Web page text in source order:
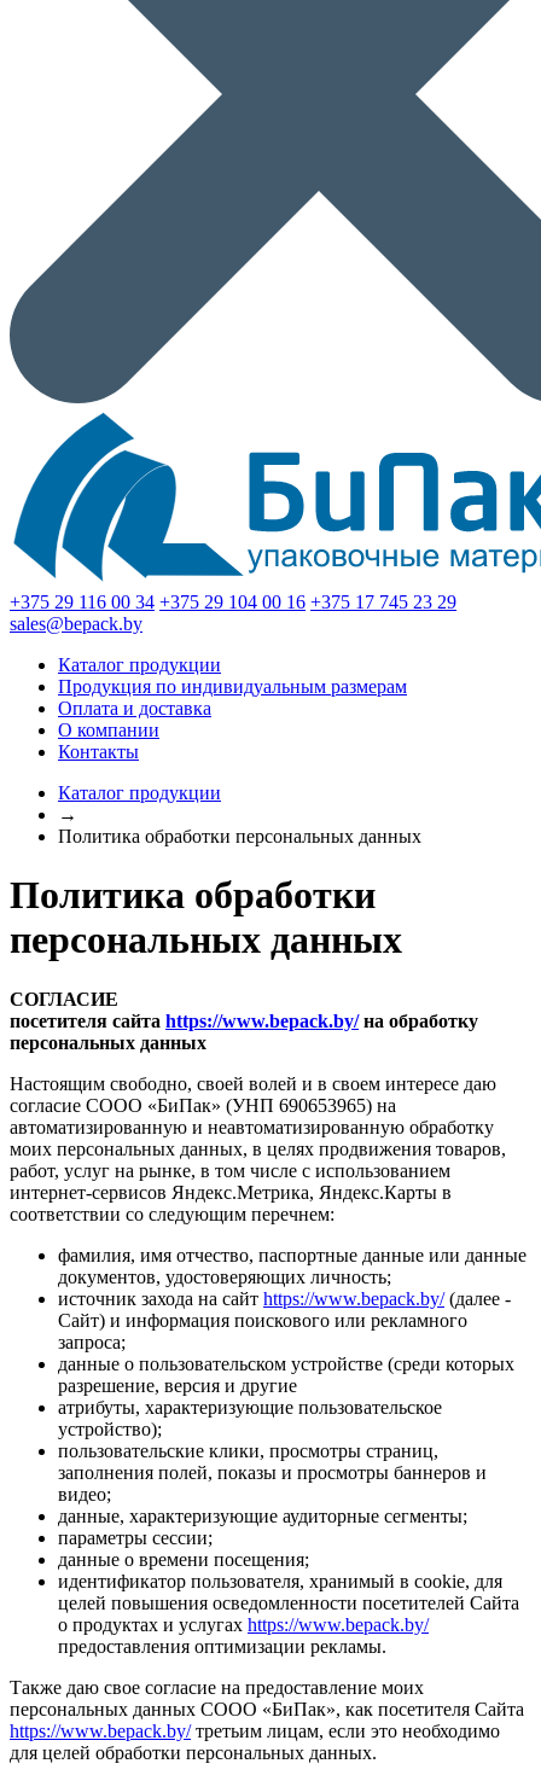
+375 29 116 00 34 +375 29 104 00 16 +375 17 745 23 29
sales@bepack.by
Каталог продукции
Продукция по индивидуальным размерам
Оплата и доставка
О компании
Контакты
Каталог продукции
→
Политика обработки персональных данных
Политика обработки
персональных данных
СОГЛАСИЕ
посетителя сайта https://www.bepack.by/на обработку
персональных данных
Настоящим свободно, своей волей и в своем интересе даю
согласие СООО «БиПак» (УНП 690653965) на
автоматизированную и неавтоматизированную обработку
моих персональных данных, в целях продвижения товаров,
работ, услуг на рынке, в том числе с использованием
интернет-сервисов Яндекс.Метрика, Яндекс.Карты в
соответствии со следующим перечнем:
фамилия, имя отчество, паспортные данные или данные
документов, удостоверяющих личность;
источник захода на сайт https://www.bepack.by/(далее -
Сайт) и информация поискового или рекламного
запроса;
данные о пользовательском устройстве (среди которых
разрешение, версия и другие
атрибуты, характеризующие пользовательское
устройство);
пользовательские клики, просмотры страниц,
заполнения полей, показы и просмотры баннеров и
видео;
данные, характеризующие аудиторные сегменты;
параметры сессии;
данные о времени посещения;
идентификатор пользователя, хранимый в cookie, для
целей повышения осведомленности посетителей Сайта
о продуктах и услугах https://www.bepack.by/
предоставления оптимизации рекламы.
Также даю свое согласие на предоставление моих
персональных данных СООО «БиПак», как посетителя Сайта
https://www.bepack.by/третьим лицам, если это необходимо
для целей обработки персональных данных.